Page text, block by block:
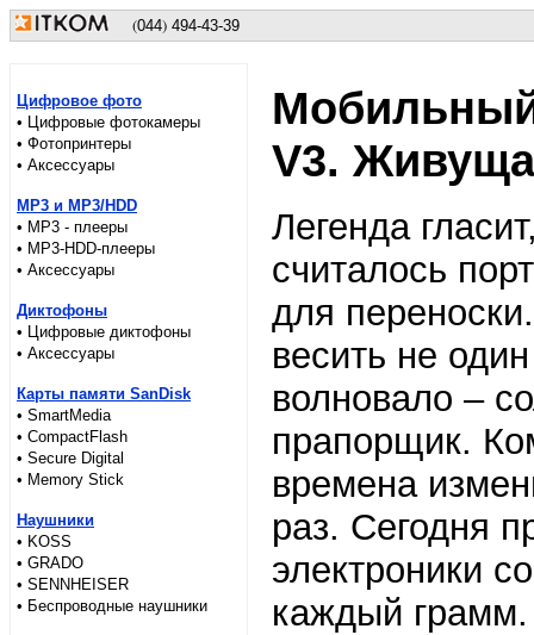
(044) 494-43-39
Цифровое фото
• Цифровые фотокамеры
• Фотопринтеры
• Аксессуары
MP3 и MP3/HDD
• MP3 - плееры
• MP3-HDD-плееры
• Аксессуары
Диктофоны
• Цифровые диктофоны
• Аксессуары
Карты памяти SanDisk
• SmartMedia
• CompactFlash
• Secure Digital
• Memory Stick
Наушники
• KOSS
• GRADO
• SENNHEISER
• Беспроводные наушники
V3.
Легенда
считалось
для
весить не
волновало –
прапорщик.
времена
раз. Сегодня
электроники
каждый грамм.